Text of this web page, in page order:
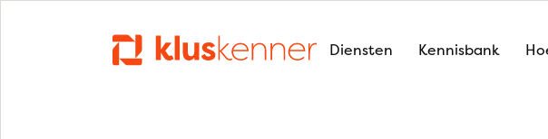
Diensten Kennisbank